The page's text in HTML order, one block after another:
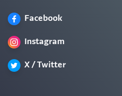
Facebook
Instagram
X / Twitter